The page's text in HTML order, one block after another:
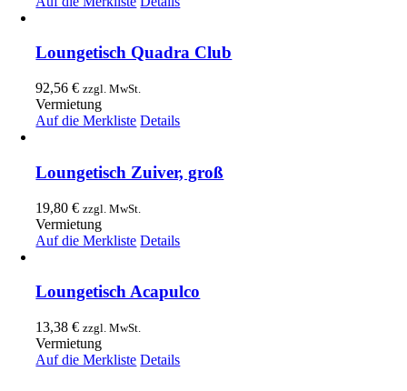
Loungetisch Quadra Club
92,56€ zzgl. MwSt.
Vermietung
Auf die Merkliste Details
Loungetisch Zuiver, groß
19,80€ zzgl. MwSt.
Vermietung
Auf die Merkliste Details
Loungetisch Acapulco
13,38€ zzgl. MwSt.
Vermietung
Auf die Merkliste Details